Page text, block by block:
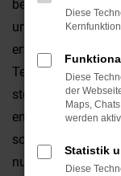
beliebiges
um die Vorzüge
erfahren. Ford
Technik und viele
steigen Sie in ein
emotional ist.
somit zu einem
nur ein Ford
Diese
Diese
der
Maps,
werden
Statistik
Diese